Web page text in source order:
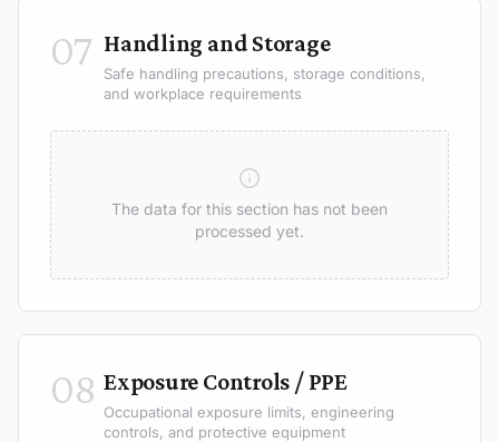
07 Handling and Storage
Safe handling precautions, storage conditions,
and workplace requirements
The data for this section has not been
processed yet.
08 Exposure Controls / PPE
Occupational exposure limits, engineering
controls, and protective equipment